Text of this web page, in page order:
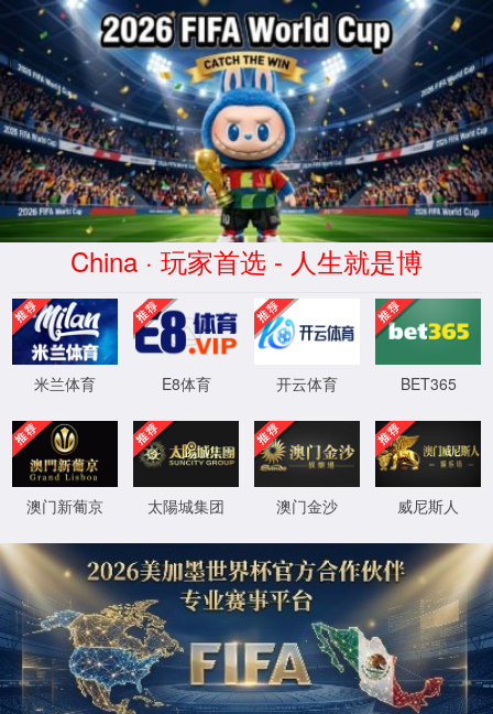
3522vip浦京集团(中国股份)有限公司官网
吊顶式校园新风 购买